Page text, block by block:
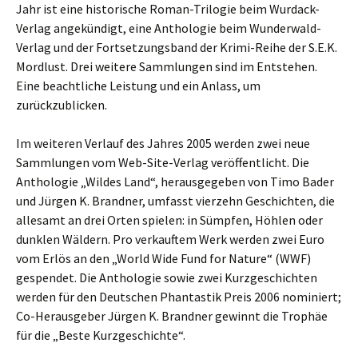
Jahr ist eine historische Roman-Trilogie beim Wurdack-
Verlag angekündigt, eine Anthologie beim Wunderwald-
Verlag und der Fortsetzungsband der Krimi-Reihe der S.E.K.
Mordlust. Drei weitere Sammlungen sind im Entstehen.
Eine beachtliche Leistung und ein Anlass, um
zurückzublicken.
Im weiteren Verlauf des Jahres 2005 werden zwei neue
Sammlungen vom Web-Site-Verlag veröffentlicht. Die
Anthologie „Wildes Land“, herausgegeben von Timo Bader
und Jürgen K. Brandner, umfasst vierzehn Geschichten, die
allesamt an drei Orten spielen: in Sümpfen, Höhlen oder
dunklen Wäldern. Pro verkauftem Werk werden zwei Euro
vom Erlös an den „World Wide Fund for Nature“ (WWF)
gespendet. Die Anthologie sowie zwei Kurzgeschichten
werden für den Deutschen Phantastik Preis 2006 nominiert;
Co-Herausgeber Jürgen K. Brandner gewinnt die Trophäe
für die „Beste Kurzgeschichte“.